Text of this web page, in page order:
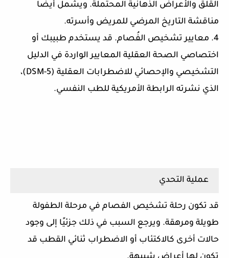
القلق والأعراض الذهانية المحتملة. ويشمل أيضًا
مناقشة التاريخ المرضي للمريض وأسرته.
4. معايير تشخيص الفُصام. قد يستخدم طبيبك أو
اختصاصي الصحة العقلية المعايير الواردة في الدليل
التشخيصي والإحصائي للاضطرابات العقلية (DSM-5)،
الذي نشرته الرابطة الأمريكية للطب النفسي.
عملية التحدي
قد تكون رحلة تشخيص الفصام في مرحلة الطفولة
طويلة ومرهقة. ويرجع السبب في ذلك جزئيًا إلى وجود
حالات أخرى كالاكتئاب أو الاضطراب ثنائي القطب قد